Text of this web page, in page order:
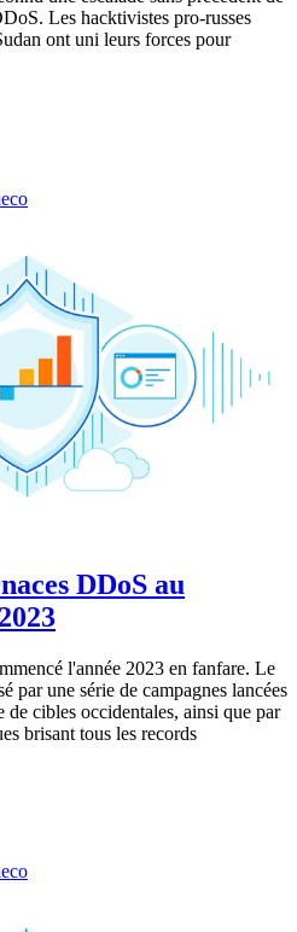
Les hacktivistes pro-russes
ont uni leurs forces pour
DDoS au
l'année 2023 en fanfare. Le
par une série de campagnes lancées
de cibles occidentales, ainsi que par
brisant tous les records